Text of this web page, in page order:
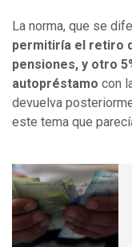
La norma, que se
permitiría el retiro
pensiones, y otro
autopréstamo con
devuelva
este tema que